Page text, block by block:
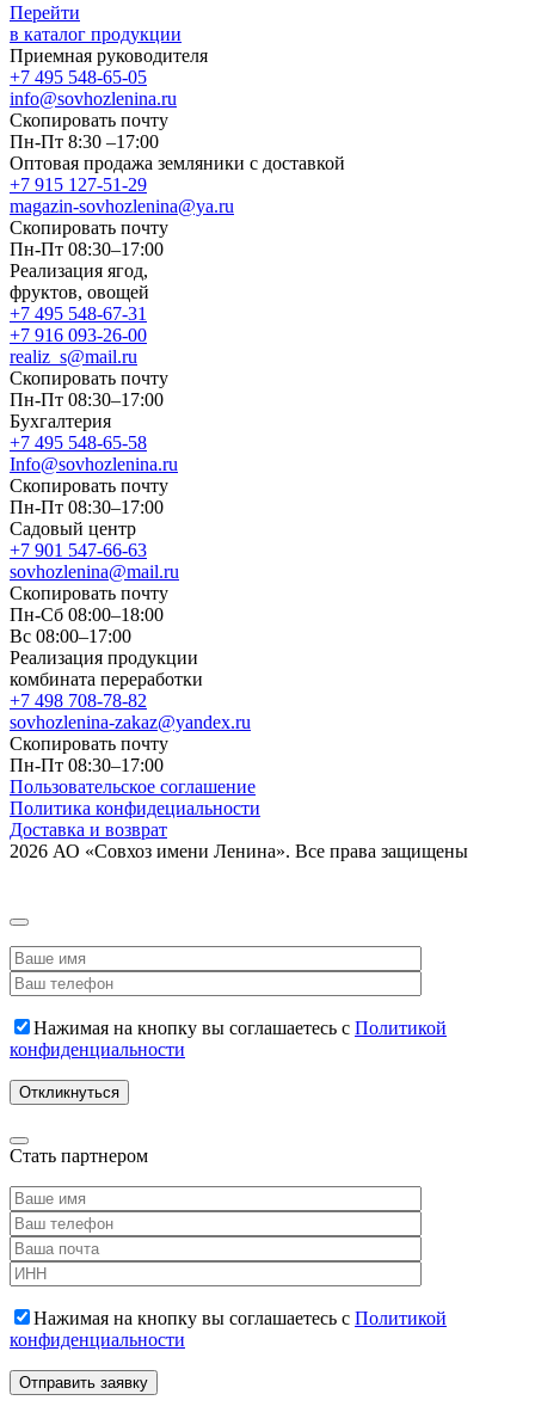
Перейти
в каталог продукции
Приемная руководителя
+7 495 548-65-05
info@sovhozlenina.ru
Скопировать почту
Пн-Пт 8:30 –17:00
Оптовая продажа земляники с доставкой
+7 915 127-51-29
magazin-sovhozlenina@ya.ru
Скопировать почту
Пн-Пт 08:30–17:00
Реализация ягод,
фруктов, овощей
+7 495 548-67-31
+7 916 093-26-00
realiz_s@mail.ru
Скопировать почту
Пн-Пт 08:30–17:00
Бухгалтерия
+7 495 548-65-58
Info@sovhozlenina.ru
Скопировать почту
Пн-Пт 08:30–17:00
Садовый центр
+7 901 547-66-63
sovhozlenina@mail.ru
Скопировать почту
Пн-Сб 08:00–18:00
Вс 08:00–17:00
Реализация продукции
комбината переработки
+7 498 708-78-82
sovhozlenina-zakaz@yandex.ru
Скопировать почту
Пн-Пт 08:30–17:00
Пользовательское соглашение
Политика конфидециальности
Доставка и возврат
2026 АО «Совхоз имени Ленина». Все права защищены
Нажимая на кнопку вы соглашаетесь с Политикой
конфиденциальности
Стать партнером
Нажимая на кнопку вы соглашаетесь с Политикой
конфиденциальности